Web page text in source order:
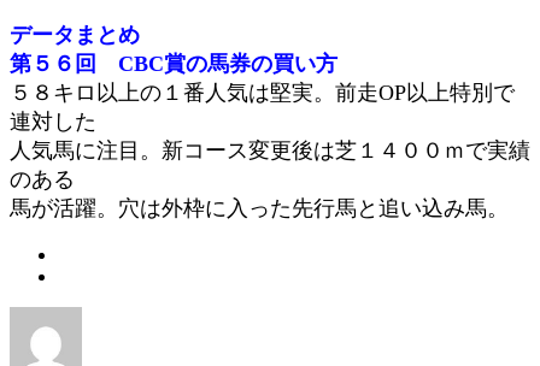
データまとめ
第５６回 CBC賞の馬券の買い方
５８キロ以上の１番人気は堅実。前走OP以上特別で
連対した
人気馬に注目。新コース変更後は芝１４００ｍで実績
のある
馬が活躍。穴は外枠に入った先行馬と追い込み馬。